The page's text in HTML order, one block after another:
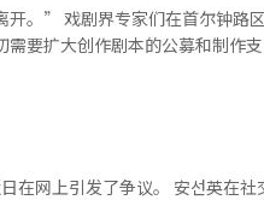
路区国
要扩大创作剧本的公募和制作支
制作
募制作团队，将会打开制作的出
了争议。 安선英在社交